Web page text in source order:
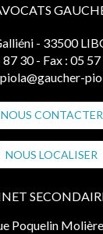
- 33500
87 30 - Fax : 05
NOUS CONTACTER
NOUS LOCALISER
Poquelin Molière